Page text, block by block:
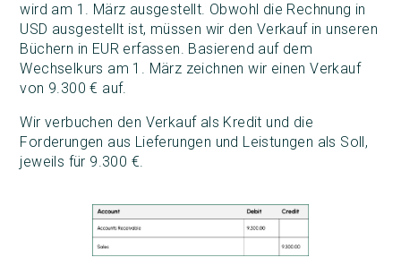
wird am 1. März ausgestellt. Obwohl die Rechnung in
USD ausgestellt ist, müssen wir den Verkauf in unseren
Büchern in EUR erfassen. Basierend auf dem
Wechselkurs am 1. März zeichnen wir einen Verkauf
von 9.300 € auf.
Wir verbuchen den Verkauf als Kredit und die
Forderungen aus Lieferungen und Leistungen als Soll,
jeweils für 9.300 €.